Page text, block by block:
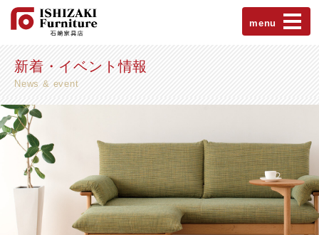
menu
新着・イベント情報
News & event